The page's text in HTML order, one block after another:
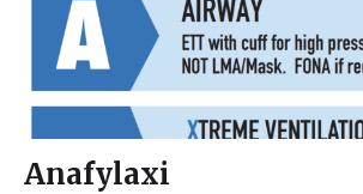
Anafylaxi